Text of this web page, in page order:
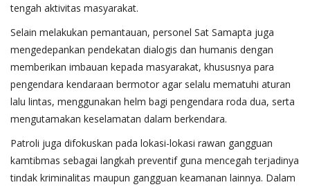
tengah aktivitas masyarakat.
Selain melakukan pemantauan, personel Sat Samapta juga
mengedepankan pendekatan dialogis dan humanis dengan
memberikan imbauan kepada masyarakat, khususnya para
pengendara kendaraan bermotor agar selalu mematuhi aturan
lalu lintas, menggunakan helm bagi pengendara roda dua, serta
mengutamakan keselamatan dalam berkendara.
Patroli juga difokuskan pada lokasi-lokasi rawan gangguan
kamtibmas sebagai langkah preventif guna mencegah terjadinya
tindak kriminalitas maupun gangguan keamanan lainnya. Dalam